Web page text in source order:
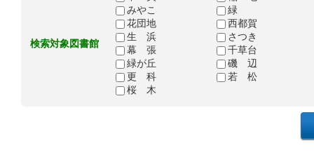
検索対象図書館
みやこ
緑
花団地
西都賀
生 浜
さつき
幕 張
千草台
緑が丘
磯 辺
更 科
若 松
桜 木